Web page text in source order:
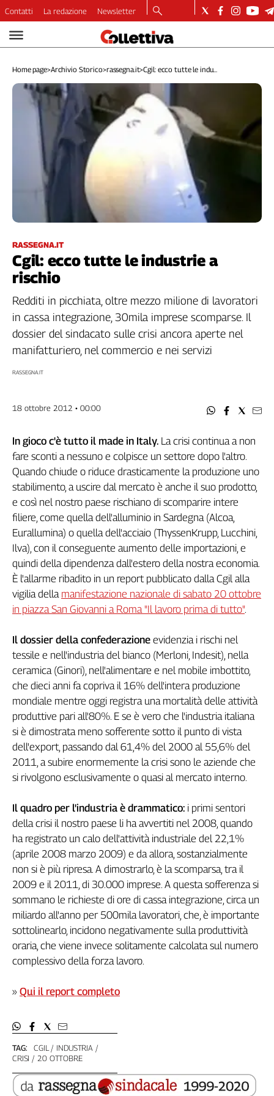
Video
Dirette
Longform
Copertine
Internazionale
Categorie
Filcams
Filctem
Fillea
Filt
Flai
Fp
Slc
Spi
Inca
Caaf
Speciali
G8
Genova,
il
della
ragione
anni
Cgil
Collettiva
Academy
Play
Rubriche
Collettiva
Talk
La
Collettiva
Girasoli
Il
Sassolino
Linea
Economica
Tech
It
Inserti
InFlai
Le
trasmissioni
tv
in
Progress
Contatti La redazione Newsletter
Home page>Archivio Storico>rassegna.it>Cgil: ecco tutte le indu...
RASSEGNA.IT
Cgil: ecco tutte le industrie a
rischio
Redditi in picchiata, oltre mezzo milione di lavoratori
in cassa integrazione, 30mila imprese scomparse. Il
dossier del sindacato sulle crisi ancora aperte nel
manifatturiero, nel commercio e nei servizi
RASSEGNA.IT
18 ottobre 2012 • 00:00
TAG: CGIL
INDUSTRIA
CRISI
20 OTTOBRE
In gioco c'è tutto il made in Italy. La crisi continua a non
fare sconti a nessuno e colpisce un settore dopo l'altro.
Quando chiude o riduce drasticamente la produzione uno
stabilimento, a uscire dal mercato è anche il suo prodotto,
e così nel nostro paese rischiano di scomparire intere
filiere, come quella dell'alluminio in Sardegna (Alcoa,
Eurallumina) o quella dell'acciaio (ThyssenKrupp, Lucchini,
Ilva), con il conseguente aumento delle importazioni, e
quindi della dipendenza dall'estero della nostra economia.
È l'allarme ribadito in un report pubblicato dalla Cgil alla
vigilia della manifestazione nazionale di sabato 20 ottobre
in piazza San Giovanni a Roma "Il lavoro prima di tutto".
Il dossier della confederazione evidenzia i rischi nel
tessile e nell'industria del bianco (Merloni, Indesit), nella
ceramica (Ginori), nell'alimentare e nel mobile imbottito,
che dieci anni fa copriva il 16% dell'intera produzione
mondiale mentre oggi registra una mortalità delle attività
produttive pari all'80%. E se è vero che l'industria italiana
si è dimostrata meno sofferente sotto il punto di vista
dell'export, passando dal 61,4% del 2000 al 55,6% del
2011, a subire enormemente la crisi sono le aziende che
si rivolgono esclusivamente o quasi al mercato interno.
Il quadro per l'industria è drammatico: i primi sentori
della crisi il nostro paese li ha avvertiti nel 2008, quando
ha registrato un calo dell'attività industriale del 22,1%
(aprile 2008 marzo 2009) e da allora, sostanzialmente
non si è più ripresa. A dimostrarlo, è la scomparsa, tra il
2009 e il 2011, di 30.000 imprese. A questa sofferenza si
sommano le richieste di ore di cassa integrazione, circa un
miliardo all'anno per 500mila lavoratori, che, è importante
sottolinearlo, incidono negativamente sulla produttività
oraria, che viene invece solitamente calcolata sul numero
complessivo della forza lavoro.
» Qui il report completo